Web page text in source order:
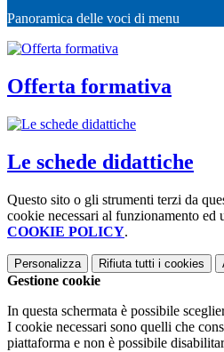
Panoramica delle voci di menu
Offerta formativa
Le schede didattiche
Questo sito o gli strumenti terzi da
cookie necessari al funzionamento
COOKIE POLICY.
Personalizza Rifiuta tutti i cookies
Gestione cookie
In questa schermata è possibile
I cookie necessari sono quelli che
piattaforma e non è possibile